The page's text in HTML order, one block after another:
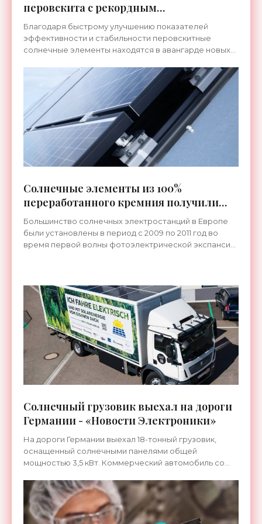
перовскита с рекордным
коэффициентом заполнения 86,6% -
«Новости Электроники»
Благодаря быстрому улучшению показателей
эффективности и стабильности перовскитные
солнечные элементы находятся в авангарде новых
устройствах на их основе
Солнечные элементы из 100%
переработанного кремния получили
КПД 19,7% - «Новости Электроники»
Большинство солнечных электростанций в Европе
были установлены в период с 2009 по 2011 год во
время первой волны фотоэлектрической экспансии.
Солнечный грузовик выехал на дороги
Германии - «Новости Электроники»
На дороги Германии выехал 18-тонный грузовик,
оснащенный солнечными панелями общей
мощностью 3,5 кВт. Коммерческий автомобиль со
фотоэлектрической системой и